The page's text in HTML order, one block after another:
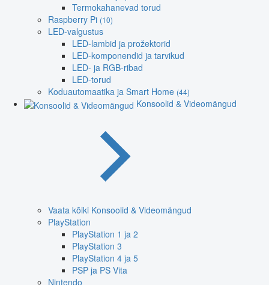
Termokahanevad torud
Raspberry Pi (10)
LED-valgustus
LED-lambid ja prožektorid
LED-komponendid ja tarvikud
LED- ja RGB-ribad
LED-torud
Koduautomaatika ja Smart Home (44)
Konsoolid & Videomängud
Vaata kõiki Konsoolid & Videomängud
PlayStation
PlayStation 1 ja 2
PlayStation 3
PlayStation 4 ja 5
PSP ja PS Vita
Nintendo